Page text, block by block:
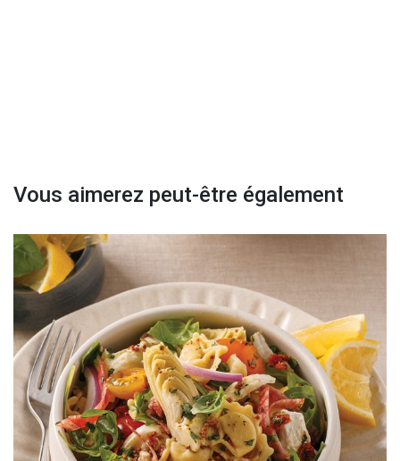
Vous aimerez peut-être également